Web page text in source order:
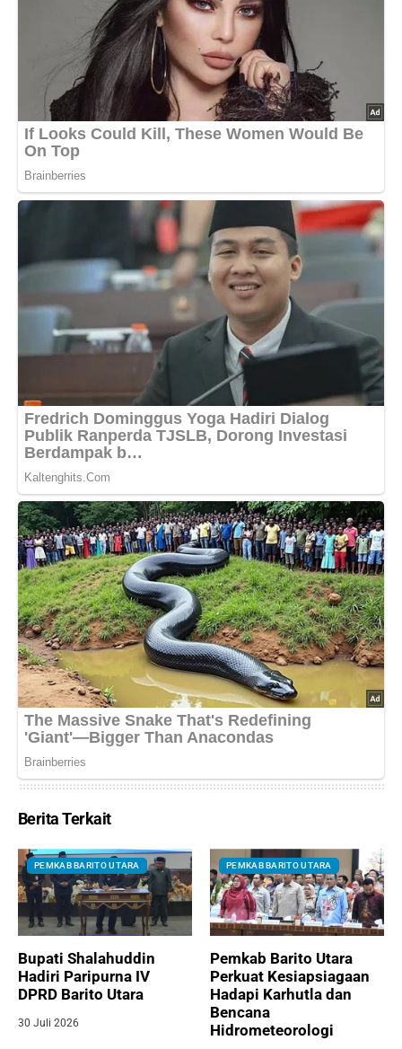
Berita Terkait
PEMKAB BARITO UTARA
Bupati Shalahuddin
Hadiri Paripurna IV
DPRD Barito Utara
30 Juli 2026
PEMKAB BARITO UTARA
Pemkab Barito Utara
Perkuat Kesiapsiagaan
Hadapi Karhutla dan
Bencana
Hidrometeorologi